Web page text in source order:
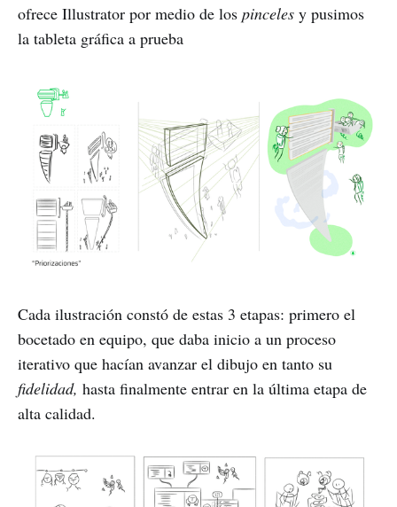
ofrece Illustrator por medio de los pinceles y pusimos
la tableta gráfica a prueba
Cada ilustración constó de estas 3 etapas: primero el
bocetado en equipo, que daba inicio a un proceso
iterativo que hacían avanzar el dibujo en tanto su
fidelidad, hasta finalmente entrar en la última etapa de
alta calidad.